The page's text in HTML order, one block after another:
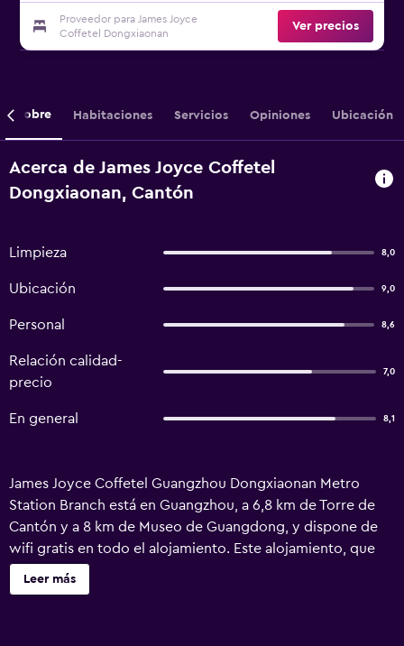
Proveedor para James Joyce
Coffetel Dongxiaonan
Ver precios
Sobre Habitaciones Servicios Opiniones Ubicación
Acerca de James Joyce Coffetel
Dongxiaonan, Cantón
Limpieza 8,0
Ubicación 9,0
Personal 8,6
Relación calidad-
precio
7,0
En general 8,1
James Joyce Coffetel Guangzhou Dongxiaonan Metro
Station Branch está en Guangzhou, a 6,8 km de Torre de
Cantón y a 8 km de Museo de Guangdong, y dispone de
wifi gratis en todo el alojamiento. Este alojamiento, que
tiene recepción 24 horas, también ofrece restaurante.
Mezquita Huaisheng está a 8,2 km del hotel y Isla Shamian,
Leer más